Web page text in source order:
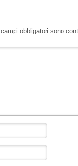
I campi obbligatori sono